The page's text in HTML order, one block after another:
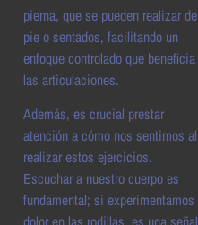
pierna, que se pueden realizar de
pie o sentados, facilitando un
enfoque controlado que beneficia
las articulaciones.
Además, es crucial prestar
atención a cómo nos sentimos al
realizar estos ejercicios.
Escuchar a nuestro cuerpo es
fundamental; si experimentamos